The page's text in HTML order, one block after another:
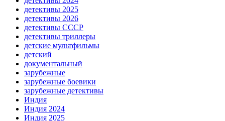
детективы 2025
детективы 2026
детективы СССР
детективы триллеры
детские мультфильмы
детский
документальный
зарубежные
зарубежные боевики
зарубежные детективы
Индия
Индия 2024
Индия 2025